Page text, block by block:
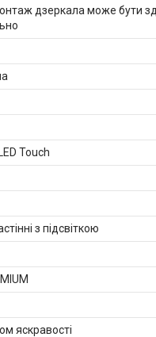
дзеркала може бути
Touch
з підсвіткою
яскравості